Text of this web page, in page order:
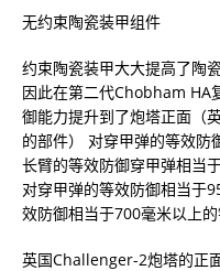
无约束陶瓷装甲组件
约束陶瓷装甲大大提高了陶
因此在第二代Chobham HA
御能力提升到了炮塔正面（
的部件） 对穿甲弹的等效防
长臂的等效防御穿甲弹相当
对穿甲弹的等效防御相当于
效防御相当于700毫米以上的
英国Challenger-2炮塔的正